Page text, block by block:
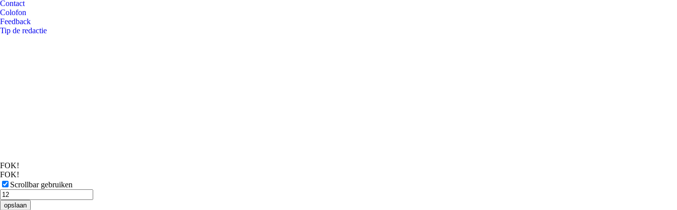
Contact
Colofon
Feedback
Tip de redactie
FOK!
FOK!
Scrollbar gebruiken
opslaan